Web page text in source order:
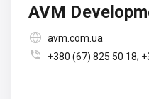
AVM
 avm.com.ua
 +380 (67) 825 50 18,